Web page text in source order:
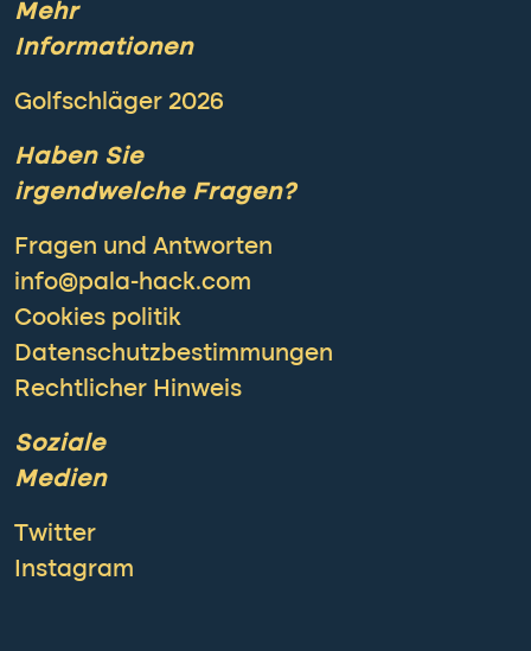
Mehr
Informationen
Golfschläger 2026
Haben Sie
irgendwelche Fragen?
Fragen und Antworten
info@pala-hack.com
Cookies politik
Datenschutzbestimmungen
Rechtlicher Hinweis
Soziale
Medien
Twitter
Instagram